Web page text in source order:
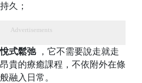
久；
Advertisements
式鬆弛，它不需要說走就走
貴的療癒課程，不依附外在條
融入日常。